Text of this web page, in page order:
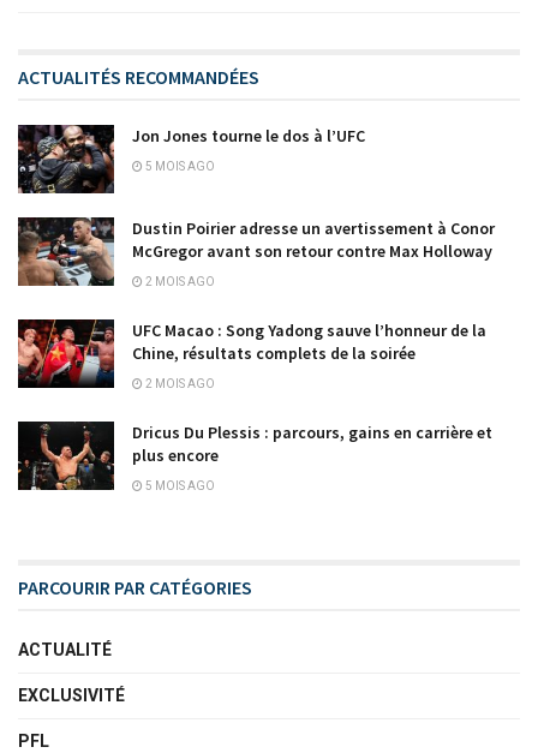
ACTUALITÉS RECOMMANDÉES
Jon Jones tourne le dos à l’UFC
5 MOIS AGO
Dustin Poirier adresse un avertissement à Conor
McGregor avant son retour contre Max Holloway
2 MOIS AGO
UFC Macao : Song Yadong sauve l’honneur de la
Chine, résultats complets de la soirée
2 MOIS AGO
Dricus Du Plessis : parcours, gains en carrière et
plus encore
5 MOIS AGO
PARCOURIR PAR CATÉGORIES
ACTUALITÉ
EXCLUSIVITÉ
PFL